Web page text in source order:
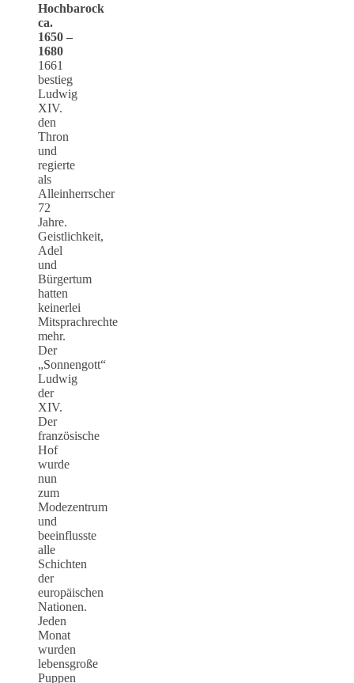
Hochbarock
ca.
1650 –
1680
1661
bestieg
Ludwig
XIV.
den
Thron
und
regierte
als
Alleinherrscher
72
Jahre.
Geistlichkeit,
Adel
und
Bürgertum
hatten
keinerlei
Mitsprachrechte
mehr.
Der
„Sonnengott“
Ludwig
der
XIV.
Der
französische
Hof
wurde
nun
zum
Modezentrum
und
beeinflusste
alle
Schichten
der
europäischen
Nationen.
Jeden
Monat
wurden
lebensgroße
Puppen